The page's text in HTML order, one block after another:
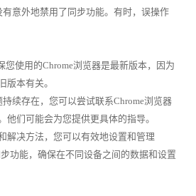
意外地禁用了同步功能。有时，误操作
您使用的Chrome浏览器是最新版本，因为
版本有关。
续存在，您可以尝试联系Chrome浏览器
他们可能会为您提供更具体的指导。
解决方法，您可以有效地设置和管理
功能，确保在不同设备之间的数据和设置